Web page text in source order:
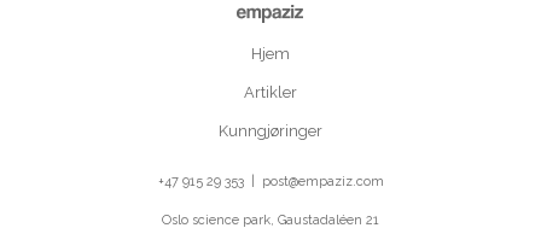
Hjem
Artikler
Kunngjøringer
+47 915 29 353 | post@empaziz.com
Oslo science park, Gaustadaléen 21